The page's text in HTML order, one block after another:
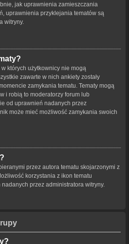
jak uprawnienia zamieszczania
uprawnienia przyklejania tematów są
witryny.
których użytkownicy nie mogą
zawarte w nich ankiety zostały
zamykania tematu. Tematy mogą
i robią to moderatorzy forum lub
od uprawnień nadanych przez
może mieć możliwość zamykania swoich
przez autora tematu skojarzonymi z
korzystania z ikon tematu
przez administratora witryny.